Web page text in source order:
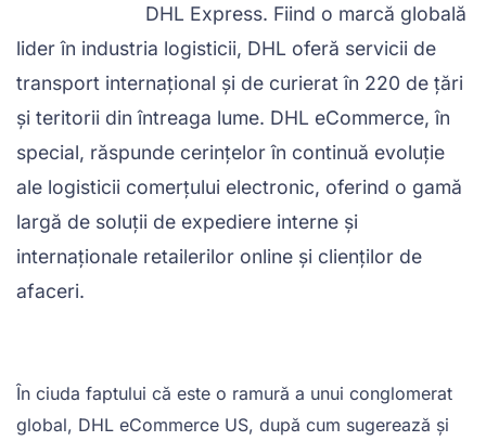
DHL Express. Fiind o marcă globală
lider în industria logisticii, DHL oferă servicii de
transport internațional și de curierat în 220 de țări
și teritorii din întreaga lume. DHL eCommerce, în
special, răspunde cerințelor în continuă evoluție
ale logisticii comerțului electronic, oferind o gamă
largă de soluții de expediere interne și
internaționale retailerilor online și clienților de
afaceri.
În ciuda faptului că este o ramură a unui conglomerat
global, DHL eCommerce US, după cum sugerează și